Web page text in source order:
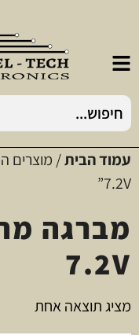
עמוד הבית/ מוצרים
7.2V”
מברגה
7.2V
מציג תוצאה אחת